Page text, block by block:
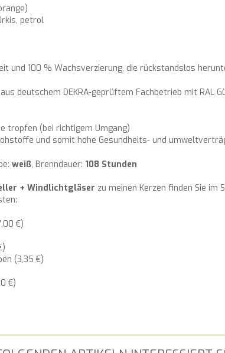
petrol
und 100 % Wachsverzierung, die rückstandslos
deutschem DEKRA-geprüftem Fachbetrieb mit RAL
tropfen (bei richtigem Umgang)
und somit hohe Gesundheits- und
weiß, Brenndauer: 108 Stunden
+ Windlichtgläser zu meinen Kerzen finden Sie im
€)
(3,35 €)
€)